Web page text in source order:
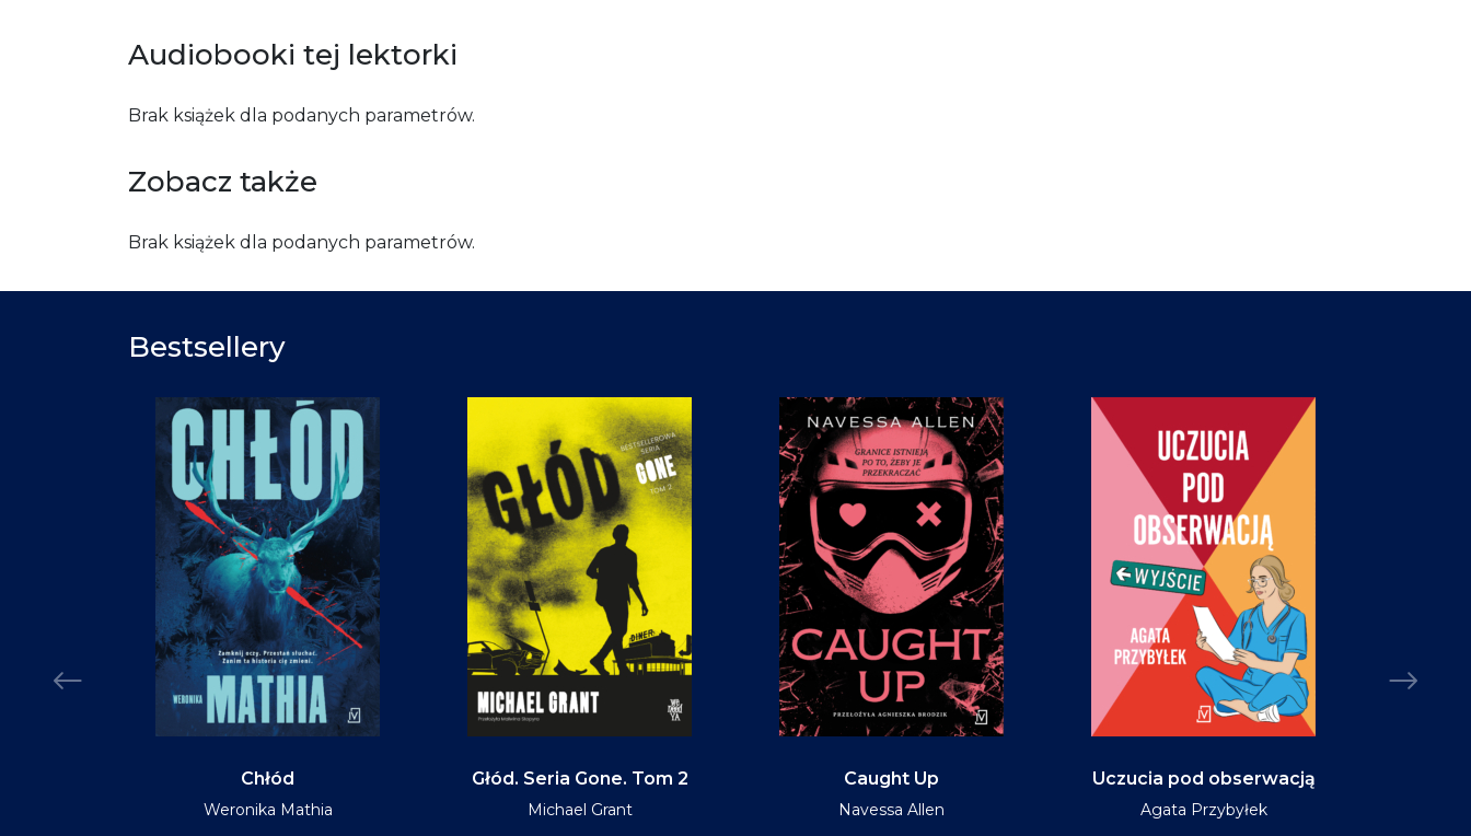
Audiobooki tej lektorki
Brak książek dla podanych parametrów.
Zobacz także
Brak książek dla podanych parametrów.
Bestsellery
Chłód
Weronika Mathia
Głód. Seria Gone. Tom 2
Michael Grant
Caught Up
Navessa Allen
Uczucia pod obserwacją
Agata Przybyłek